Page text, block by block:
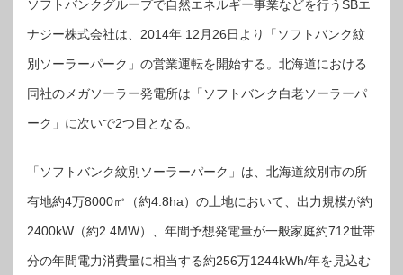
ソ
ラ
ー！
フ
バ
ン
紋
別
ー
ー
ク」
運
転
始
ソフトバンクグループで自然エネルギー事業などを行うSBエ
ナジー株式会社は、2014年 12月26日より「ソフトバンク紋
別ソーラーパーク」の営業運転を開始する。北海道における
同社のメガソーラー発電所は「ソフトバンク白老ソーラーパ
ーク」に次いで2つ目となる。
「ソフトバンク紋別ソーラーパーク」は、北海道紋別市の所
有地約4万8000㎡（約4.8ha）の土地において、出力規模が約
2400kW（約2.4MW）、年間予想発電量が一般家庭約712世帯
分の年間電力消費量に相当する約256万1244kWh/年を見込む